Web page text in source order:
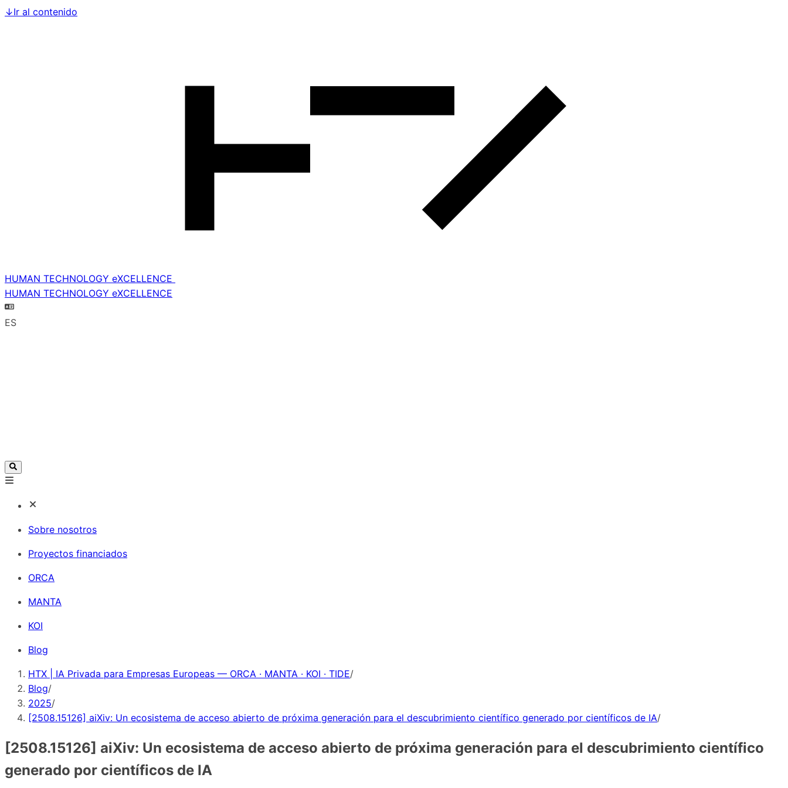
↓Ir al contenido
HUMAN TECHNOLOGY eXCELLENCE
HUMAN TECHNOLOGY eXCELLENCE
ES
Sobre nosotros
Proyectos financiados
ORCA
MANTA
KOI
Blog
HTX | IA Privada para Empresas Europeas — ORCA · MANTA · KOI · TIDE/
Blog/
2025/
[2508.15126] aiXiv: Un ecosistema de acceso abierto de próxima generación para el descubrimiento científico generado por científicos de IA/
[2508.15126] aiXiv: Un ecosistema de acceso abierto de próxima generación para el descubrimiento científico
generado por científicos de IA